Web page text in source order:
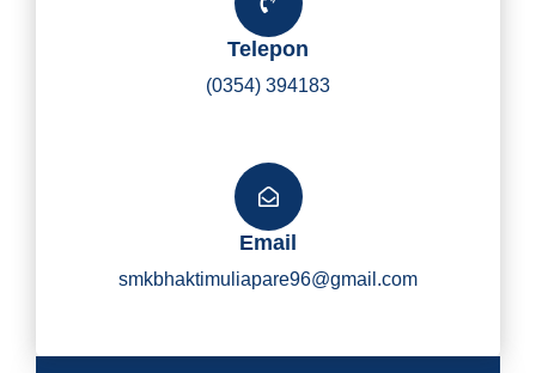
Y
I
Telepon
(0354) 394183
Email
smkbhaktimuliapare96@gmail.com